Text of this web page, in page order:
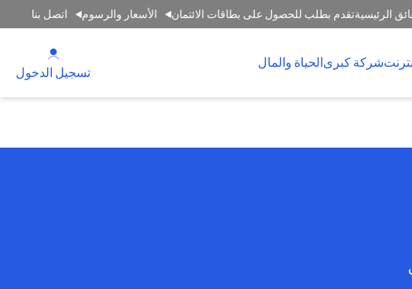
الرئيسيةتقدم بطلب للحصول على بطاقات الائتمان الأسعار والرسوم اتصل بنا
شركة كبرىالحياة والمال
تسجيل الدخول